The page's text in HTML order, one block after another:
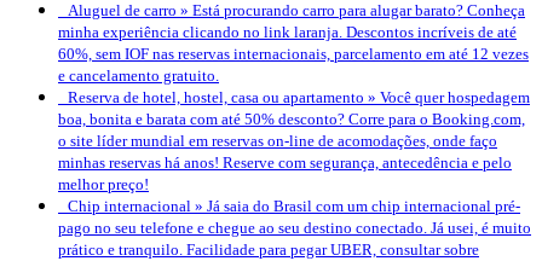
Aluguel de carro » Está procurando carro para alugar barato? Conheça
minha experiência clicando no link laranja. Descontos incríveis de até
60%, sem IOF nas reservas internacionais, parcelamento em até 12 vezes
e cancelamento gratuito.
Reserva de hotel, hostel, casa ou apartamento » Você quer hospedagem
boa, bonita e barata com até 50% desconto? Corre para o Booking.com,
o site líder mundial em reservas on-line de acomodações, onde faço
minhas reservas há anos! Reserve com segurança, antecedência e pelo
melhor preço!
Chip internacional » Já saia do Brasil com um chip internacional pré-
pago no seu telefone e chegue ao seu destino conectado. Já usei, é muito
prático e tranquilo. Facilidade para pegar UBER, consultar sobre